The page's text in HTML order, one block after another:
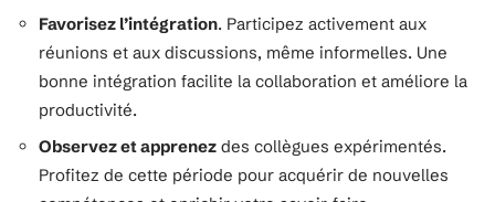
Favorisez l’intégration. Participez activement aux
réunions et aux discussions, même informelles. Une
bonne intégration facilite la collaboration et améliore la
productivité.
Observez et apprenez des collègues expérimentés.
Profitez de cette période pour acquérir de nouvelles